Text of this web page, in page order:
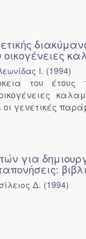
Ι. (1994)
του έτους
οι γενετικές
για
Δ. (1994)